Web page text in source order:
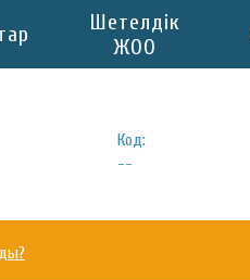
Шетелдік
ЖОО
Код:
--